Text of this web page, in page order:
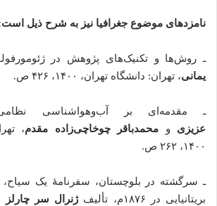
نامزدهای موضوع جغرافیا نیز به شرح ذیل
ـ روش‌ها و تکنیک‌های پژوهش در
یمانی، تهران: دانشگاه تهران، ‌۱۴۰۰، ۴۲۶ ص.
ـ مقدمه‌ای بر آب‌وهواشناسی
عزیزی و محمدباقر چوخاچی‌زاده مقدم،
۱۴۰۰، ۲۶۲ ص.
ـ سرگشته در بلوچستان، سفرنامۀ یک سیاح،
بریتانیایی در ۱۸۷۶م، تألیف
ژنرال سر